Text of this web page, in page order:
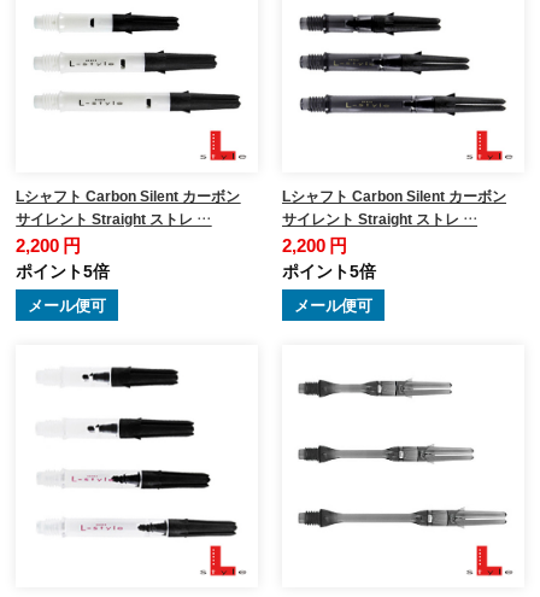
Lシャフト Carbon Silent カーボン
サイレント Straight ストレ …
2,200 円
ポイント5倍
メール便可
Lシャフト Carbon Silent カーボン
サイレント Straight ストレ …
2,200 円
ポイント5倍
メール便可